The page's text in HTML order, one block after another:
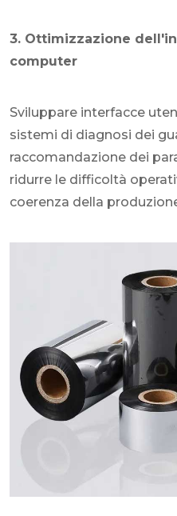
3. Ottimizzazione
computer
Sviluppare interfacce
sistemi di diagnosi dei
raccomandazione dei
ridurre le difficoltà
coerenza della